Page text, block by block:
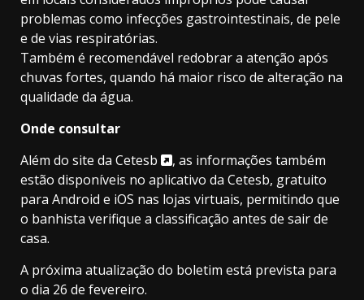
problemas como infecções gastrointestinais, de pele
e de vias respiratórias.
Também é recomendável redobrar a atenção após
chuvas fortes, quando há maior risco de alteração na
qualidade da água.
Onde consultar
Além do site da Cetesb
, as informações também
estão disponíveis no aplicativo da Cetesb, gratuito
para Android e iOS nas lojas virtuais, permitindo que
o banhista verifique a classificação antes de sair de
casa.
A próxima atualização do boletim está prevista para
o dia 26 de fevereiro.